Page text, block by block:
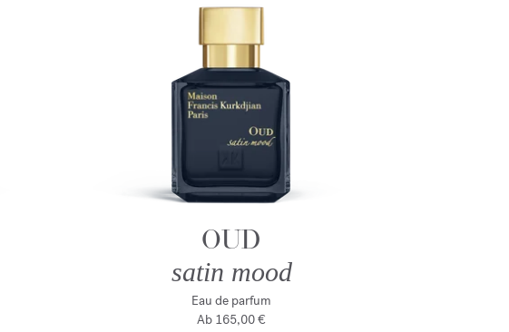
OUD
satin mood
Eau de parfum
Ab 165,00 €